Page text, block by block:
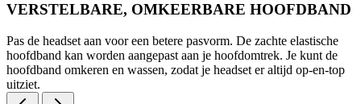
VERSTELBARE, OMKEERBARE HOOFDBAND
Pas de headset aan voor een betere pasvorm. De zachte elastische
hoofdband kan worden aangepast aan je hoofdomtrek. Je kunt de
hoofdband omkeren en wassen, zodat je headset er altijd op-en-top
uitziet.